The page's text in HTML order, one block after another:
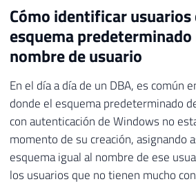
Cómo identificar usuarios
esquema
nombre de usuario
En el día a día de un DBA, es común
donde el esquema predeterminado
con autenticación de Windows no
momento de su creación, asignando
esquema igual al nombre de ese
los usuarios que no tienen mucho